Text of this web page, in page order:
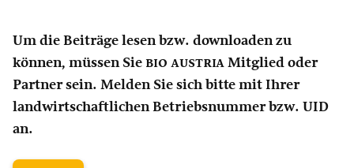
Um die Beiträge lesen bzw. downloaden zu
können, müssen Sie bio austria Mitglied oder
Partner sein. Melden Sie sich bitte mit Ihrer
landwirtschaftlichen Betriebsnummer bzw. UID
an.